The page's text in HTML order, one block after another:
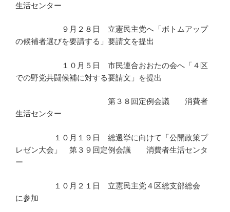
生活センター
９月２８日 立憲民主党へ「ボトムアップ
の候補者選びを要請する」要請文を提出
１０月５日 市民連合おおたの会へ「４区
での野党共闘候補に対する要請文」を提出
第３８回定例会議 消費者
生活センター
１０月１９日 総選挙に向けて「公開政策プ
レゼン大会」 第３９回定例会議 消費者生活センタ
ー
１０月２１日 立憲民主党４区総支部総会
に参加